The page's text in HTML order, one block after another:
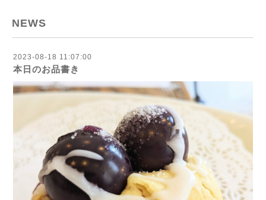
NEWS
2023-08-18 11:07:00
本日のお品書き